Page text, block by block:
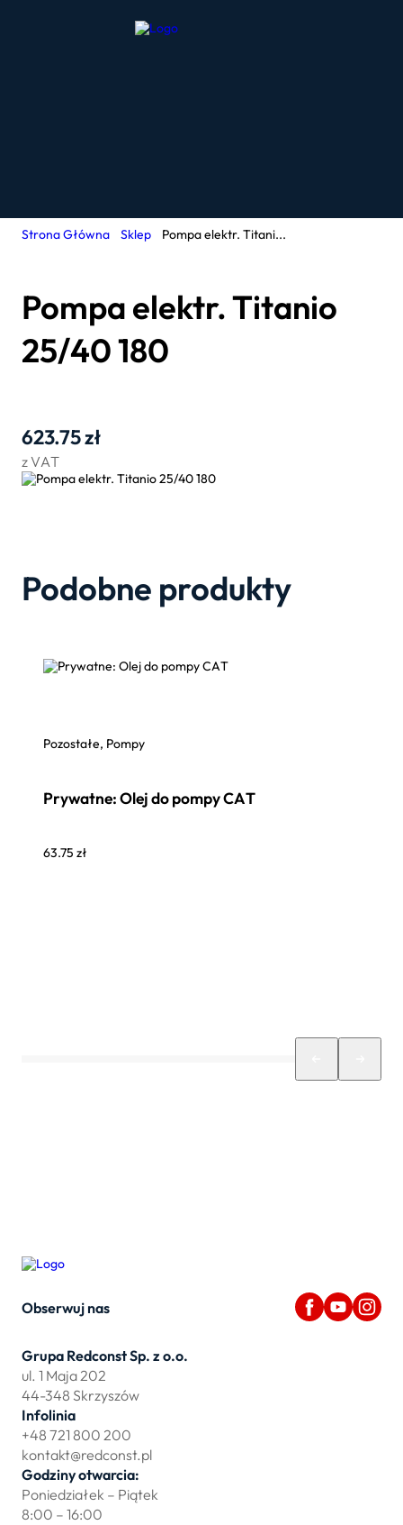
Strona Główna Sklep Pompa elektr. Titani...
Pompa elektr. Titanio
25/40 180
623.75zł
z VAT
Podobne produkty
Pozostałe, Pompy
Prywatne: Olej do pompy CAT
63.75 zł
Obserwuj nas
Grupa Redconst Sp. z o.o.
ul. 1 Maja 202
44-348 Skrzyszów
Infolinia
+48 721 800 200
kontakt@redconst.pl
Godziny otwarcia:
Poniedziałek – Piątek
8:00 – 16:00